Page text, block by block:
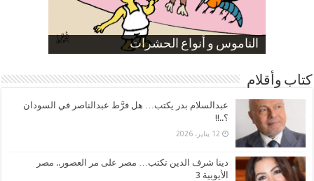
الناموس و أنواع الحشرات
الموظفين بعد ارتفاع الأسعار
ارتفاع نسبة الطلاق في مصر
صورة كاركاتيرية
صورة كاركاتيرية
كتاب وأقلام
عبدالسلام بدر يكتب… هل فرَّط عبدالناصر في السودان
؟..!!
12 يناير، 2026
دينا شرف الدين تكتب… مصر على مر العصور.. مصر
الأيوبية 3